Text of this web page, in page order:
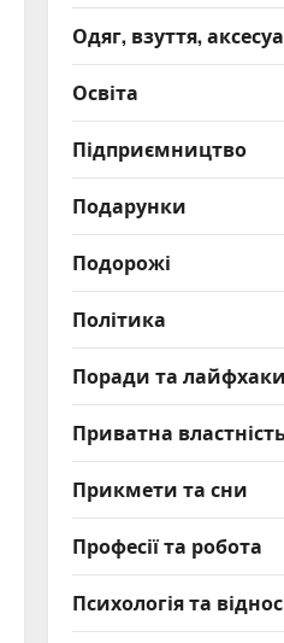
Одяг, взуття,
Освіта
Підприємництво
Подарунки
Подорожі
Політика
Поради та лайфхаки
Приватна
Прикмети та сни
Професії та робота
Психологія та